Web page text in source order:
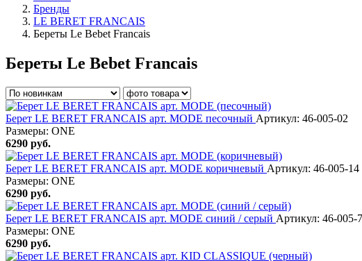
Бренды
LE BERET FRANCAIS
Береты Le Bebet Francais
Береты Le Bebet Francais
Берет LE BERET FRANCAIS арт. MODE песочный Артикул: 46-005-02
Размеры: ONE
6290 руб.
Берет LE BERET FRANCAIS арт. MODE коричневый Артикул: 46-005-14
Размеры: ONE
6290 руб.
Берет LE BERET FRANCAIS арт. MODE синий / серый Артикул: 46-005-
Размеры: ONE
6290 руб.